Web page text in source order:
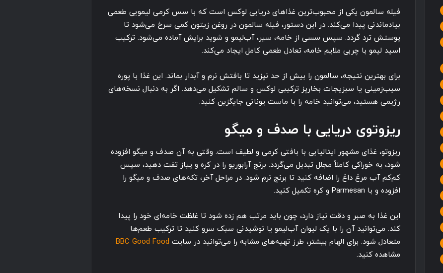
فیله سالمون یکی از محبوب‌ترین غذاهای دریایی لوکس است که با سس کرمی لیمویی طعمی
بیادماندنی پیدا می‌کند. در این دستور، فیله سالمون در روغن زیتون کمی سرخ می‌شود تا
پوستش ترد گردد. سپس سسی از خامه، سیر، آب‌لیمو و شوید برایش آماده می‌شود. ترکیب
اسید لیمو با چربی ملایم خامه، تعادل طعمی کامل ایجاد می‌کند.
برای بهترین نتیجه، سالمون را بیش از حد نپزید تا بافتش نرم و آبدار بماند. این غذا با پوره
سیب‌زمینی یا سبزیجات بخارپز ترکیبی لوکس و سالم تشکیل می‌دهد. اگر به دنبال نسخه‌های
رژیمی هستید، می‌توانید خامه را با ماست یونانی جایگزین کنید.
ریزوتوی دریایی با صدف و میگو
ریزوتو، غذای مشهور ایتالیایی با بافتی کرمی و لطیف است. وقتی به آن صدف و میگو افزوده
شود، به خوراکی کاملاً مجلل تبدیل می‌گردد. برنج آرابوریو را در کره و پیاز تفت دهید، سپس
کم‌کم آب مرغ داغ را اضافه کنید تا برنج نرم شود. در مراحل آخر، تکه‌های صدف و میگو را
افزوده و با Parmesan و کره تکمیل کنید.
این غذا به صبر و دقت نیاز دارد، چون باید مرتب هم زده شود تا غلظت خامه‌ای خود را پیدا
کند. می‌توانید آن را با یک لیوان آب‌لیمو یا نوشیدنی سبک سرو کنید تا ترکیب طعم‌ها
متعادل شود. برای الهام بیشتر، طرز تهیه‌های مشابه را می‌توانید در سایت BBC Good Food
مشاهده کنید.